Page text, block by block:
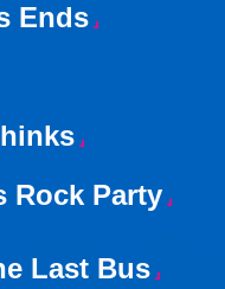
Ends 』
』
Rock Party 』
Last Bus 』